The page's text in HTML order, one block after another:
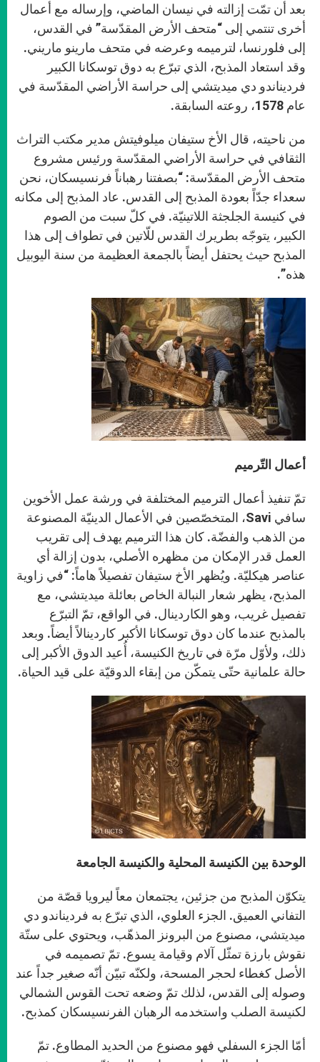
بعد أن تمّت إزالته في نيسان الماضي، وإرساله مع أعمال
أخرى تنتمي إلى “متحف الأرض المقدّسة” في القدس،
إلى فلورنسا، لترميمه وعرضه في متحف مارينو ماريني.
وقد استعاد المذبح، الذي تبرّع به دوق توسكانا الكبير
فرديناندو دي ميديتشي إلى حراسة الأراضي المقدّسة في
عام 1578، روعته السابقة.
من ناحيته، قال الأخ ستيفان ميلوفيتش مدير مكتب التراث
الثقافي في حراسة الأراضي المقدّسة ورئيس مشروع
متحف الأرض المقدّسة: “بصفتنا رهباناً فرنسيسكان، نحن
سعداء جدّاً بعودة المذبح إلى القدس. عاد المذبح إلى مكانه
في كنيسة الجلجثة اللاتينيّة. في كلّ سبت من الصوم
الكبير، يتوجّه بطريرك القدس للّاتين في تطواف إلى هذا
المذبح حيث يحتفل أيضاً بالجمعة العظيمة من سنة اليوبيل
هذه”.
أعمال التّرميم
تمّ تنفيذ أعمال الترميم المختلفة في ورشة عمل الأخوين
سافي Savi، المتخصّصين في الأعمال الدينيّة المصنوعة
من الذهب والفضّة. كان هذا الترميم يهدف إلى تقريب
العمل قدر الإمكان من مظهره الأصلي، بدون إزالة أي
عناصر هيكليّة. ويُظهر الأخ ستيفان تفصيلاً هاماً: “في زاوية
المذبح، يظهر شعار النبالة الخاص بعائلة ميديتشي، مع
تفصيل غريب، وهو الكاردينال. في الواقع، تمّ التبرّع
بالمذبح عندما كان دوق توسكانا الأكبر كاردينالاً أيضاً. وبعد
ذلك، ولأوّل مرّة في تاريخ الكنيسة، أُعيد الدوق الأكبر إلى
حالة علمانية حتّى يتمكّن من إبقاء الدوقيّة على قيد الحياة.
الوحدة بين الكنيسة المحلية والكنيسة الجامعة
يتكوّن المذبح من جزئين، يجتمعان معاً ليرويا قصّة من
التفاني العميق. الجزء العلوي، الذي تبرّع به فرديناندو دي
ميديتشي، مصنوع من البرونز المذهّب، ويحتوي على ستّة
نقوش بارزة تمثّل آلام وقيامة يسوع. تمّ تصميمه في
الأصل كغطاء لحجر المسحة، ولكنّه تبيّن أنّه صغير جداً عند
وصوله إلى القدس، لذلك تمّ وضعه تحت القوس الشمالي
لكنيسة الصلب واستخدمه الرهبان الفرنسيسكان كمذبح.
أمّا الجزء السفلي فهو مصنوع من الحديد المطاوع. تمّ